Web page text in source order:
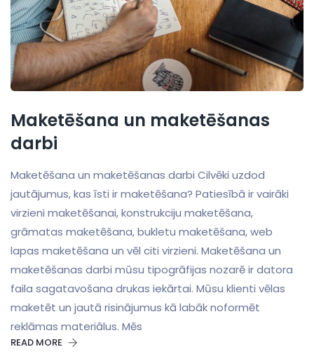
Maketēšana un maketēšanas
darbi
Maketēšana un maketēšanas darbi Cilvēki uzdod
jautājumus, kas īsti ir maketēšana? Patiesībā ir vairāki
virzieni maketēšanai, konstrukciju maketēšana,
grāmatas maketēšana, bukletu maketēšana, web
lapas maketēšana un vēl citi virzieni. Maketēšana un
maketēšanas darbi mūsu tipogrāfijas nozarē ir datora
faila sagatavošana drukas iekārtai. Mūsu klienti vēlas
maketēt un jautā risinājumus kā labāk noformēt
reklāmas materiālus. Mēs
READ MORE